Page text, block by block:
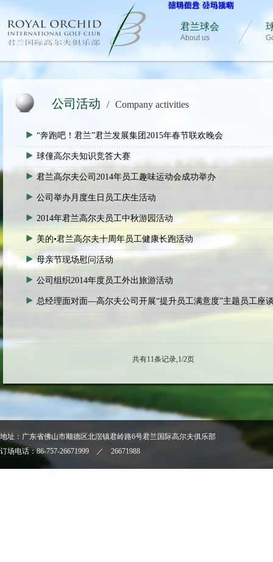
君兰球会
About us
球场图片 球场攻略
公司公告 公司活动
招聘信息 公司福利
公司活动 / Company activities
“奔跑吧！君兰”君兰发展集团2015年春节联欢晚会
球僮高尔夫知识竞答大赛
君兰高尔夫公司2014年员工趣味运动会成功举办
公司举办月度生日员工庆生活动
2014年君兰高尔夫员工中秋游园活动
美的•君兰高尔夫十周年员工健康长跑活动
母亲节现场慰问活动
公司组织2014年度员工外出旅游活动
总经理面对面—高尔夫公司开展“提升员工满意度”主题员工座
共有11条记录,1/2页
地址：广东省佛山市顺德区北滘镇君岭路6号君兰国际高尔夫俱乐部
订场电话：86-757-26671999 ／ 26671988